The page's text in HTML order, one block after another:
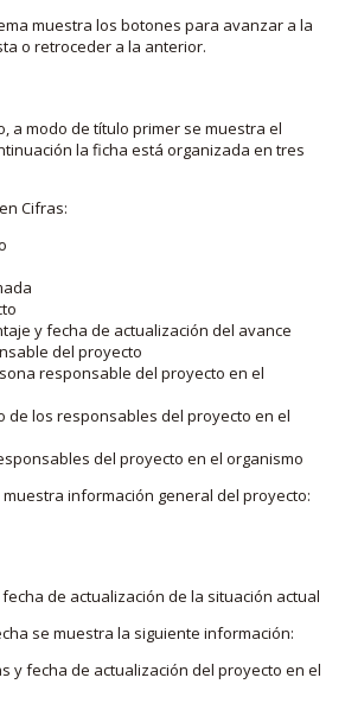
muestra los botones para avanzar a la
o retroceder a la anterior.
a modo de título primer se muestra el
la ficha está organizada en tres
Cifras:
y fecha de actualización del avance
del proyecto
responsable del proyecto en el
de los responsables del proyecto en el
del proyecto en el organismo
información general del proyecto:
de actualización de la situación actual
se muestra la siguiente información:
y fecha de actualización del proyecto en el